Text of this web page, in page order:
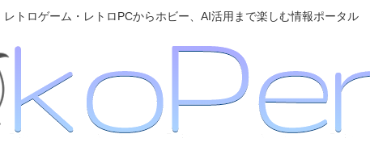
レトロゲーム・レトロPCからホビー、AI活用まで楽しむ情報ポータル